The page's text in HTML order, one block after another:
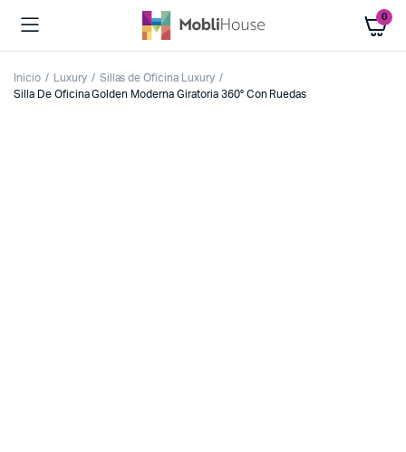
0
Inicio Luxury
Sillas de Oficina Luxury
Silla De Oficina Golden Moderna Giratoria 360° Con Ruedas